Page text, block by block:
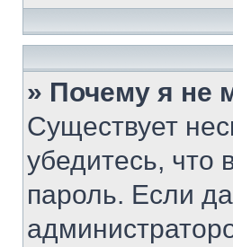
» Почему я не
Существует
убедитесь, что
пароль. Если